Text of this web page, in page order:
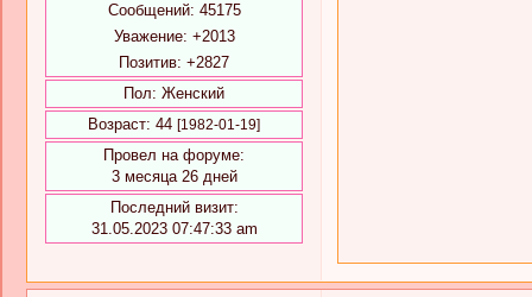
Сообщений: 45175
Уважение: +2013
Позитив: +2827
Пол: Женский
Возраст: 44 [1982-01-19]
Провел на форуме:
3 месяца 26 дней
Последний визит:
31.05.2023 07:47:33 am